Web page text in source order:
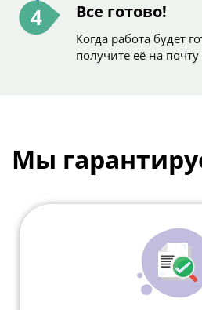
4 Все готово!
Когда работа будет
получите её на
Мы